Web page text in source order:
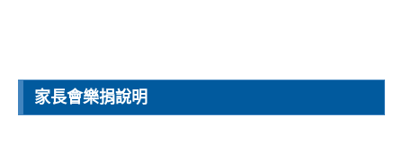
家長會樂捐說明